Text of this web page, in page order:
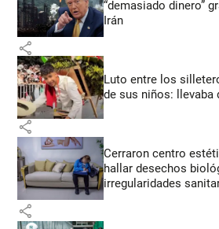
“demasiado dinero”
Irán
share
Luto entre los
de sus niños: llevaba
share
Cerraron centro
hallar desechos
irregularidades
share